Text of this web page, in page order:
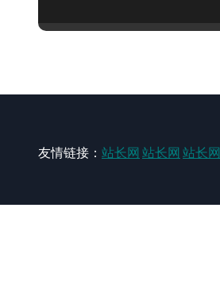
友情链接： 站长网 站长网 站长网